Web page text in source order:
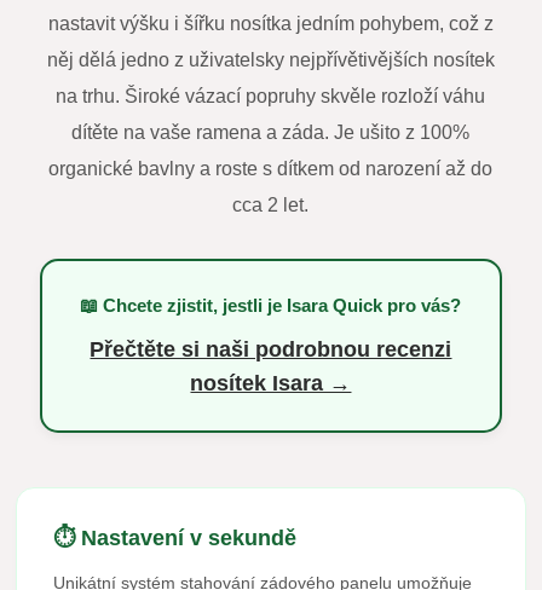
nastavit výšku i šířku nosítka jedním pohybem, což z
něj dělá jedno z uživatelsky nejpřívětivějších nosítek
na trhu. Široké vázací popruhy skvěle rozloží váhu
dítěte na vaše ramena a záda. Je ušito z 100%
organické bavlny a roste s dítkem od narození až do
cca 2 let.
📖 Chcete zjistit, jestli je Isara Quick pro vás?
Přečtěte si naši podrobnou recenzi
nosítek Isara →
⏱️ Nastavení v sekundě
Unikátní systém stahování zádového panelu umožňuje